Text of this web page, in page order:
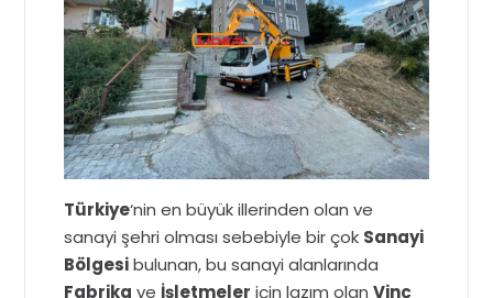
Türkiye‘nin en büyük illerinden olan ve
sanayi şehri olması sebebiyle bir çok Sanayi
Bölgesibulunan, bu sanayi alanlarında
Fabrika ve İşletmeler için lazım olanVinç